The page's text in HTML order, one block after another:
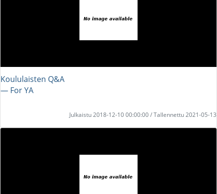
Koululaisten Q&A
― For YA
Julkaistu 2018-12-10 00:00:00 / Tallennettu 2021-05-13